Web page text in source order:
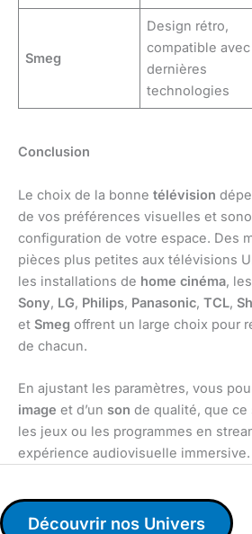
Smeg
Design rétro,
compatible avec
dernières
technologies
Conclusion
Le choix de la bonne télévision
de vos préférences visuelles et
configuration de votre espace. Des
pièces plus petites aux télévisions
les installations de home cinéma,
Sony, LG, Philips, Panasonic, TCL,
et Smeg offrent un large choix pour
de chacun.
En ajustant les paramètres, vous
image et d’un son de qualité, que
les jeux ou les programmes en
expérience audiovisuelle immersive.
Découvrir nos Univers